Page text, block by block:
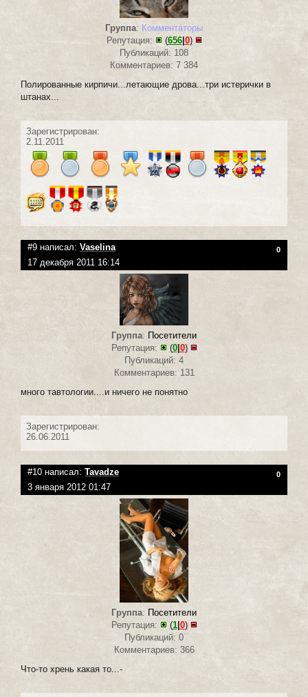
Группа: Комментаторы
Репутация:
(656|0)
Публикаций: 108
Комментариев: 7 384
Полированные кирпичи...летающие дрова...три истерички в
штанах...
Зарегистрирован:
2.11.2011
#9 написал: Vaselina 0
17 декабря 2011 16:14
Группа: Посетители
Репутация:
(0|0)
Публикаций: 4
Комментариев: 131
много тавтологии....и ничего не понятно
Зарегистрирован:
26.06.2011
#10 написал: Tavadze 0
3 января 2012 01:47
Группа: Посетители
Репутация:
(1| 0)
Публикаций: 0
Комментариев: 366
Что-то хрень какая то...-